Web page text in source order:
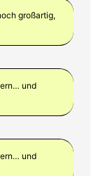
großartig,
und
und